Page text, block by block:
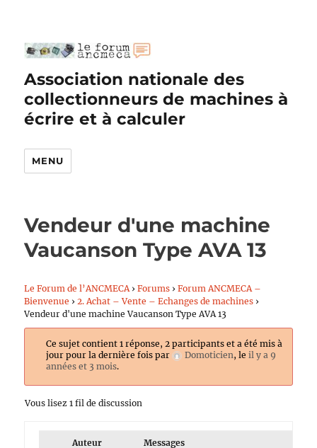
Association nationale des
collectionneurs de machines à
écrire et à calculer
MENU
Vendeur d'une machine
Vaucanson Type AVA 13
Le Forum de l’ANCMECA › Forums › Forum ANCMECA –
Bienvenue › 2. Achat – Vente – Echanges de machines ›
Vendeur d'une machine Vaucanson Type AVA 13
Ce sujet contient 1 réponse, 2 participants et a été mis à
jour pour la dernière fois par
Domoticien, le il y a 9
années et 3 mois.
Vous lisez 1 fil de discussion
Auteur Messages